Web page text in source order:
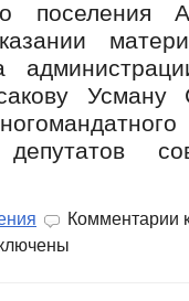
поселения
Усману
Комментарии